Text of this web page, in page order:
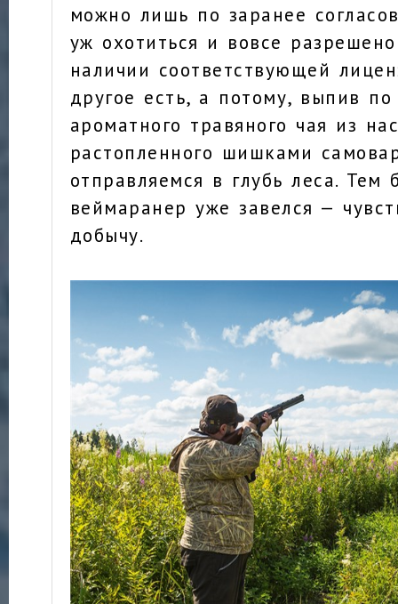
можно лишь по заранее
уж охотиться и вовсе
наличии соответствующей
другое есть, а потому, выпив
ароматного травяного чая из
растопленного шишками
отправляемся в глубь леса.
веймаранер уже завелся —
добычу.